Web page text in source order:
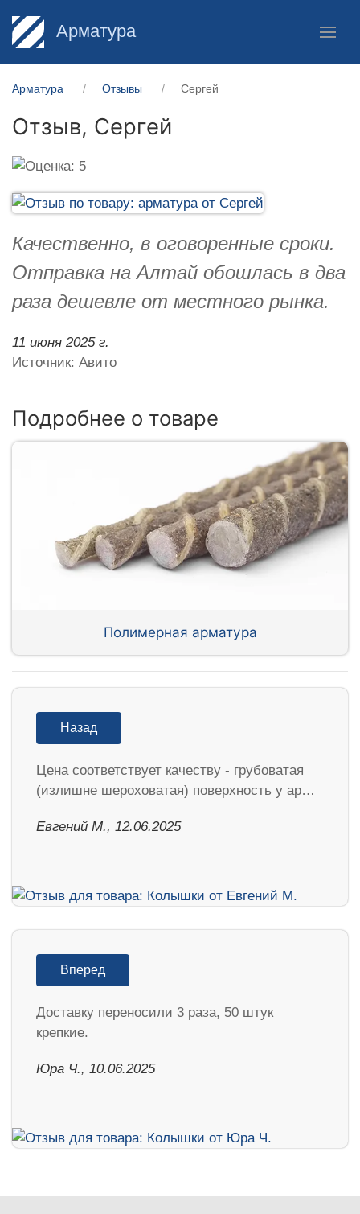
Арматура
Арматура Отзывы Сергей
Отзыв, Сергей
Качественно, в оговоренные сроки.
Отправка на Алтай обошлась в два
раза дешевле от местного рынка.
11 июня 2025 г.
Источник: Авито
Подробнее о товаре
Полимерная арматура
Назад
Цена соответствует качеству - грубоватая
(излишне шероховатая) поверхность у ар…
Евгений М., 12.06.2025
Вперед
Доставку переносили 3 раза, 50 штук
крепкие.
Юра Ч., 10.06.2025